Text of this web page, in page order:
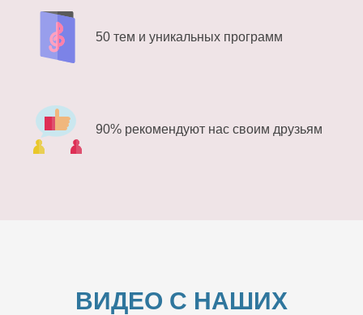
50 тем и уникальных программ
90% рекомендуют нас своим друзьям
ВИДЕО С НАШИХ